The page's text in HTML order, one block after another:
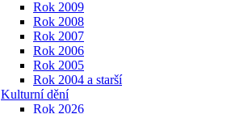
Rok 2009
Rok 2008
Rok 2007
Rok 2006
Rok 2005
Rok 2004 a starší
Kulturní dění
Rok 2026